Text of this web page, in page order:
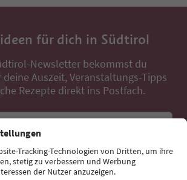
für dich in Südtirol
Newsletter bekommst du
deine Auszeit, Veranstaltungs-Tipps
Rezepte direkt ins Postfach.
Jetzt anmelden